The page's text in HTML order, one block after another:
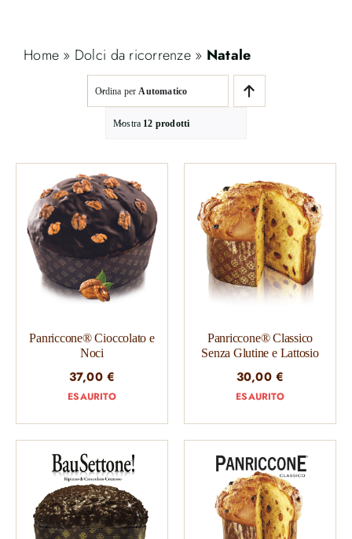
Home » Dolci da ricorrenze » Natale
Ordina per Automatico
Mostra 12 prodotti
Panriccone® Cioccolato e
Noci
37,00€
ESAURITO
Panriccone® Classico
Senza Glutine e Lattosio
30,00€
ESAURITO